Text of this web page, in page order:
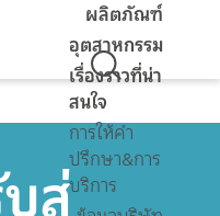
ผลิตภัณฑ์
อุตสาหกรรม
เรื่องราวที่น่า
สนใจ
การให้คำ
ปรึกษา&การ
บริการ